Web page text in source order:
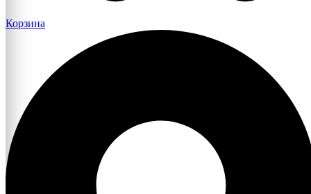
Корзина